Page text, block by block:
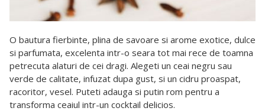
O bautura fierbinte, plina de savoare si arome exotice, dulce
si parfumata, excelenta intr-o seara tot mai rece de toamna
petrecuta alaturi de cei dragi. Alegeti un ceai negru sau
verde de calitate, infuzat dupa gust, si un cidru proaspat,
racoritor, vesel. Puteti adauga si putin rom pentru a
transforma ceaiul intr-un cocktail delicios.